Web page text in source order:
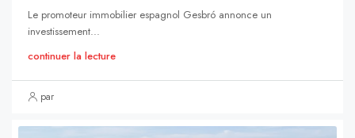
Le promoteur immobilier espagnol Gesbró annonce un
investissement...
continuer la lecture
par